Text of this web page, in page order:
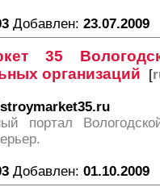
Добавлен: 23.07.2009
35
организаций [
портал
Добавлен: 01.10.2009